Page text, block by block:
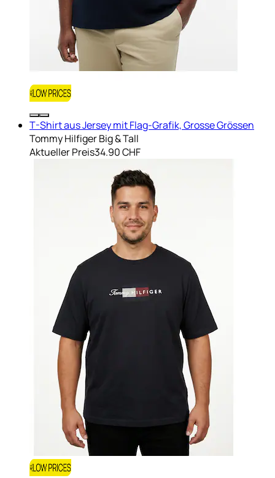
T-Shirt aus Jersey mit Flag-Grafik, Grosse Grössen
Tommy Hilfiger Big & Tall
Aktueller Preis34.90 CHF